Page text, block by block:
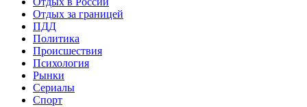
Отдых за границей
ПДД
Политика
Происшествия
Психология
Рынки
Сериалы
Спорт